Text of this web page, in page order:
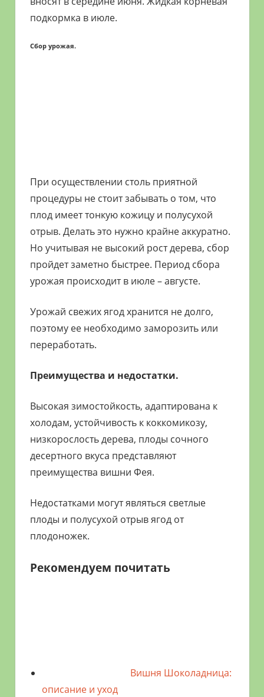
подкормка в июле.
Сбор урожая.
При осуществлении столь приятной
процедуры не стоит забывать о том, что
плод имеет тонкую кожицу и полусухой
отрыв. Делать это нужно крайне аккуратно.
Но учитывая не высокий рост дерева, сбор
пройдет заметно быстрее. Период сбора
урожая происходит в июле – августе.
Урожай свежих ягод хранится не долго,
поэтому ее необходимо заморозить или
переработать.
Преимущества и недостатки.
Высокая зимостойкость, адаптирована к
холодам, устойчивость к коккомикозу,
низкорослость дерева, плоды сочного
десертного вкуса представляют
преимущества вишни Фея.
Недостатками могут являться светлые
плоды и полусухой отрыв ягод от
плодоножек.
Рекомендуем почитать
Вишня Шоколадница:
описание и уход